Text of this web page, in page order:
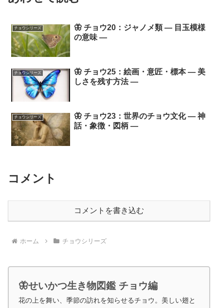
チョウシリーズ
🦋 チョウ20：ジャノメ類 ― 目玉模様
の意味 ―
チョウシリーズ
🦋 チョウ25：絵画・意匠・標本 ― 美
しさを残す方法 ―
チョウシリーズ
🦋 チョウ23：世界のチョウ文化 ― 神
話・象徴・図柄 ―
コメント
コメントを書き込む
ホーム チョウシリーズ
🦋せいかつ生き物図鑑 チョウ編
花の上を舞い、季節の訪れを知らせるチョウ。美しい翅と